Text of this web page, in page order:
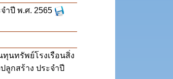
ำปี พ.ศ. 2565
นทรัพย์โรงเรือนสิ่ง
กสร้าง ประจำปี